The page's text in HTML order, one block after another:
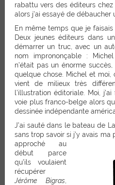
rabattu vers des éditeurs
alors j’ai essayé de débaucher
En même temps que je
Deux jeunes éditeurs dans
démarrer un truc, avec un
nom imprononçable :
n’était pas un énorme
quelque chose. Michel et
vient de milieux très
l’illustration éditoriale. Moi,
voie plus franco-belge alors
dessinée indépendante
J’ai sauté dans le bateau de
sans trop savoir si j’y avais ma
approché au
début parce
qu’ils voulaient
récupérer
Jérôme Bigras